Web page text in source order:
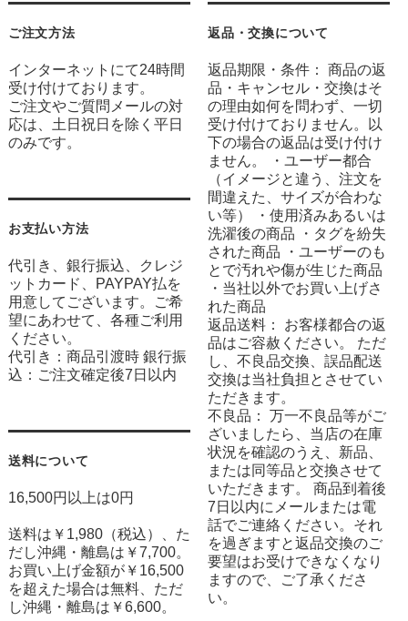
ご注文方法
インターネットにて24時間
受け付けております。
ご注文やご質問メールの対
応は、土日祝日を除く平日
のみです。
お支払い方法
代引き、銀行振込、クレジ
ットカード、PAYPAY払を
用意してございます。ご希
望にあわせて、各種ご利用
ください。
代引き：商品引渡時 銀行振
込：ご注文確定後7日以内
送料について
16,500円以上は0円
送料は￥1,980（税込）、た
だし沖縄・離島は￥7,700。
お買い上げ金額が￥16,500
を超えた場合は無料、ただ
し沖縄・離島は￥6,600。
返品・交換について
返品期限・条件： 商品の返
品・キャンセル・交換はそ
の理由如何を問わず、一切
受け付けておりません。以
下の場合の返品は受け付け
ません。 ・ユーザー都合
（イメージと違う、注文を
間違えた、サイズが合わな
い等） ・使用済みあるいは
洗濯後の商品 ・タグを紛失
された商品 ・ユーザーのも
とで汚れや傷が生じた商品
・当社以外でお買い上げさ
れた商品
返品送料： お客様都合の返
品はご容赦ください。 ただ
し、不良品交換、誤品配送
交換は当社負担とさせてい
ただきます。
不良品： 万一不良品等がご
ざいましたら、当店の在庫
状況を確認のうえ、新品、
または同等品と交換させて
いただきます。 商品到着後
7日以内にメールまたは電
話でご連絡ください。それ
を過ぎますと返品交換のご
要望はお受けできなくなり
ますので、ご了承くださ
い。